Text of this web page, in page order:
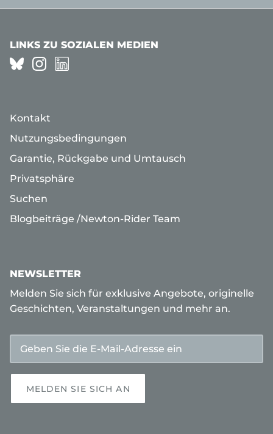
LINKS ZU SOZIALEN MEDIEN
Kontakt
Nutzungsbedingungen
Garantie, Rückgabe und Umtausch
Privatsphäre
Suchen
Blogbeiträge /Newton-Rider Team
NEWSLETTER
Melden Sie sich für exklusive Angebote, originelle
Geschichten, Veranstaltungen und mehr an.
MELDEN SIE SICH AN